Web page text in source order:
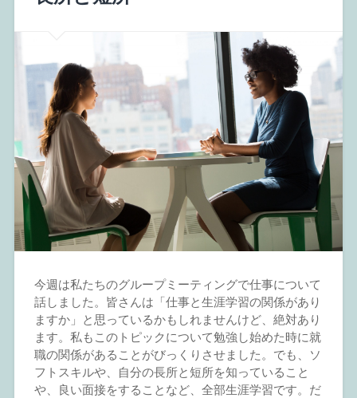
今週は私たちのグループミーティングで仕事について
話しました。皆さんは「仕事と生涯学習の関係があり
ますか」と思っているかもしれませんけど、絶対あり
ます。私もこのトピックについて勉強し始めた時に就
職の関係があることがびっくりさせました。でも、ソ
フトスキルや、自分の長所と短所を知っていること
や、良い面接をすることなど、全部生涯学習です。だ